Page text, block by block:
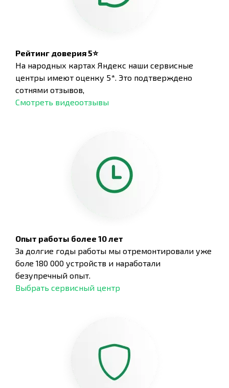
Рейтинг доверия 5⭐
На народных картах Яндекс наши сервисные
центры имеют оценку 5*. Это подтверждено
сотнями отзывов,
Смотреть видеоотзывы
Опыт работы более 10 лет
За долгие годы работы мы отремонтировали уже
боле 180 000 устройств и наработали
безупречный опыт.
Выбрать сервисный центр